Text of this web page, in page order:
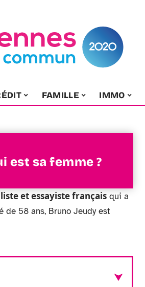
FAMILLE IMMO
est sa femme ?
et essayiste français qui a
de 58 ans, Bruno Jeudy est